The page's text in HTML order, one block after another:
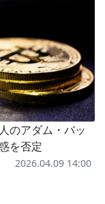
のアダム・バッ
を否定
2026.04.09 14:00